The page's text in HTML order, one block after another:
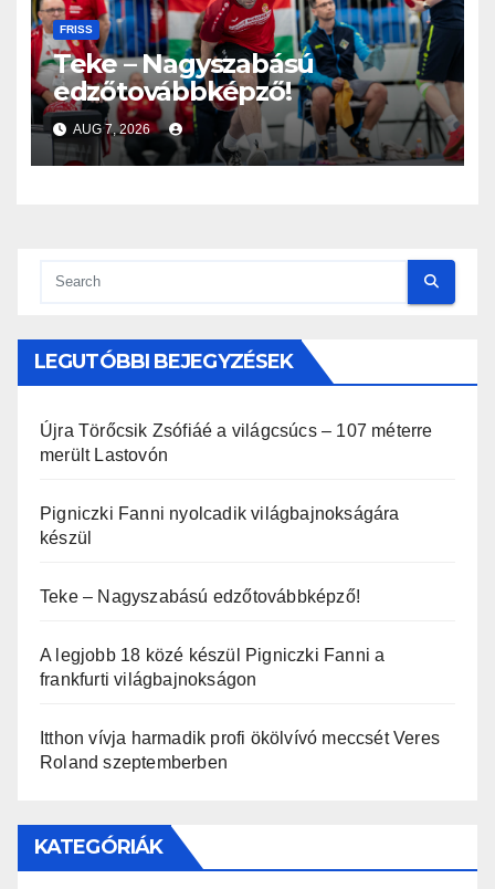
FRISS
Teke – Nagyszabású
edzőtovábbképző!
AUG 7, 2026
LEGUTÓBBI BEJEGYZÉSEK
Újra Törőcsik Zsófiáé a világcsúcs – 107 méterre
merült Lastovón
Pigniczki Fanni nyolcadik világbajnokságára
készül
Teke – Nagyszabású edzőtovábbképző!
A legjobb 18 közé készül Pigniczki Fanni a
frankfurti világbajnokságon
Itthon vívja harmadik profi ökölvívó meccsét Veres
Roland szeptemberben
KATEGÓRIÁK